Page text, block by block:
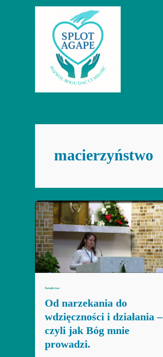
macierzyństwo
Świadectwa
Od narzekania do
wdzięczności i działania –
czyli jak Bóg mnie
prowadzi.